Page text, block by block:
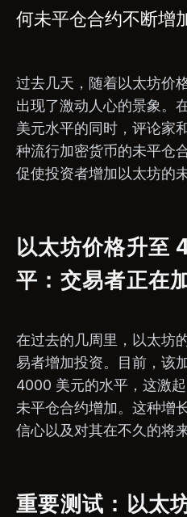
何未平仓合约不断增
过去几天，随着以太坊价
出现了激动人心的景象。
美元水平的同时，评论家
种流行加密货币的未平仓
促使投资者增加以太坊的
以太坊价格升至
平：交易者正在
在过去的几周里，以太坊
易者增加投资。目前，该
4000 美元的水平，这激
未平仓合约增加。这种增
信心以及对其在不久的将
重要测试：以太